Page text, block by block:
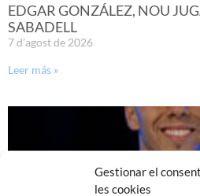
Gestionar el
les cookies
EDGAR GONZÁLEZ, NOU
SABADELL
7 d'agost de 2026
Leer más »